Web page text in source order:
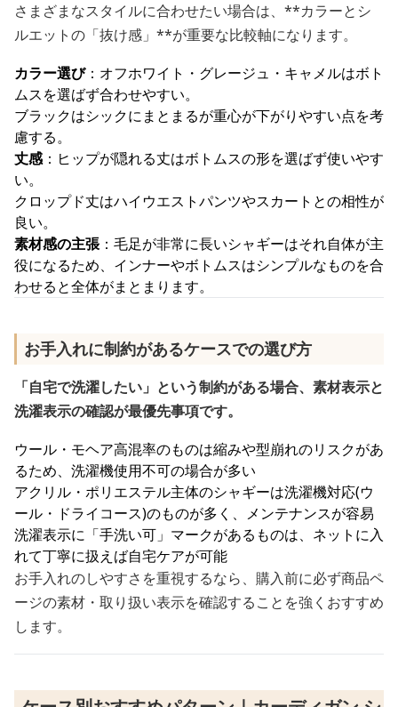
さまざまなスタイルに合わせたい場合は、**カラーとシ
ルエットの「抜け感」**が重要な比較軸になります。
カラー選び：オフホワイト・グレージュ・キャメルはボト
ムスを選ばず合わせやすい。
ブラックはシックにまとまるが重心が下がりやすい点を考
慮する。
丈感：ヒップが隠れる丈はボトムスの形を選ばず使いやす
い。
クロップド丈はハイウエストパンツやスカートとの相性が
良い。
素材感の主張：毛足が非常に長いシャギーはそれ自体が主
役になるため、インナーやボトムスはシンプルなものを合
わせると全体がまとまります。
お手入れに制約があるケースでの選び方
「自宅で洗濯したい」という制約がある場合、素材表示と
洗濯表示の確認が最優先事項です。
ウール・モヘア高混率のものは縮みや型崩れのリスクがあ
るため、洗濯機使用不可の場合が多い
アクリル・ポリエステル主体のシャギーは洗濯機対応(ウ
ール・ドライコース)のものが多く、メンテナンスが容易
洗濯表示に「手洗い可」マークがあるものは、ネットに入
れて丁寧に扱えば自宅ケアが可能
お手入れのしやすさを重視するなら、購入前に必ず商品ペ
ージの素材・取り扱い表示を確認することを強くおすすめ
します。